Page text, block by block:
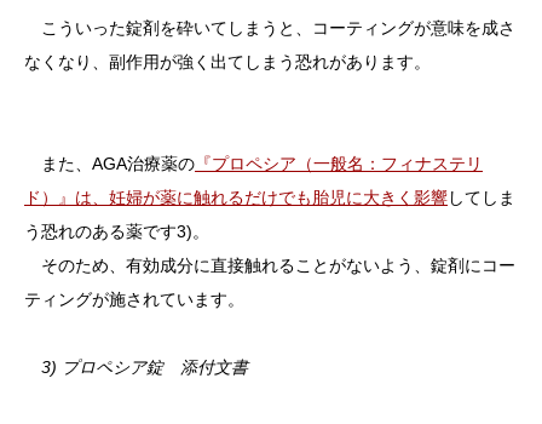
こういった錠剤を砕いてしまうと、コーティングが意味を成さ
なくなり、副作用が強く出てしまう恐れがあります。
また、AGA治療薬の 『プロペシア（一般名：フィナステリ
ド）』は、妊婦が薬に触れるだけでも胎児に大きく影響してしま
う恐れのある薬です3)。
そのため、有効成分に直接触れることがないよう、錠剤にコー
ティングが施されています。
3) プロペシア錠 添付文書